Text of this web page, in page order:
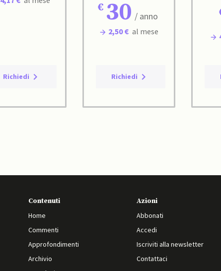
Richiedi
30 / anno
2,50 € al mese
Richiedi
Contenuti
Home
Commenti
Approfondimenti
Archivio
Azioni
Abbonati
Accedi
Iscriviti alla newsletter
Contattaci